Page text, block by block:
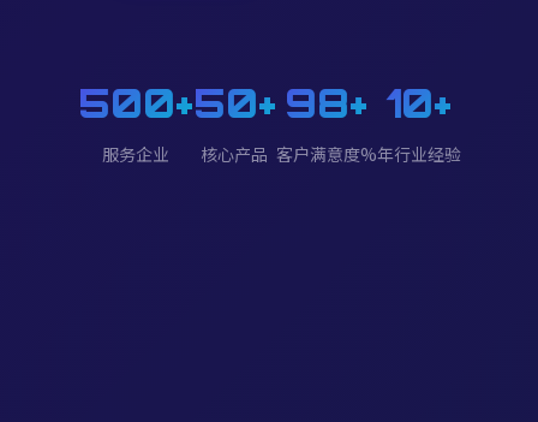
500+
服务企业
50+
核心产品
98+
客户满意度%
10+
年行业经验